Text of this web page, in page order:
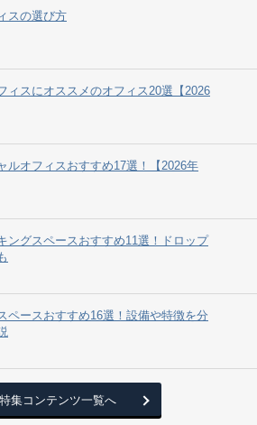
スの選び方
ィスにオススメのオフィス20選【2026
ルオフィスおすすめ17選！【2026年
ングスペースおすすめ11選！ドロップ
ペースおすすめ16選！設備や特徴を分
特集コンテンツ一覧へ